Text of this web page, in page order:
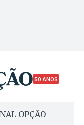
50 ANOS
OPÇÃO